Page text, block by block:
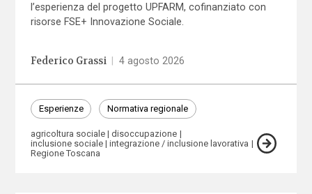
l’esperienza del progetto UPFARM, cofinanziato con
risorse FSE+ Innovazione Sociale.
Federico Grassi 4 agosto 2026
Esperienze Normativa regionale
agricoltura sociale
disoccupazione
inclusione sociale
integrazione / inclusione lavorativa
Regione Toscana